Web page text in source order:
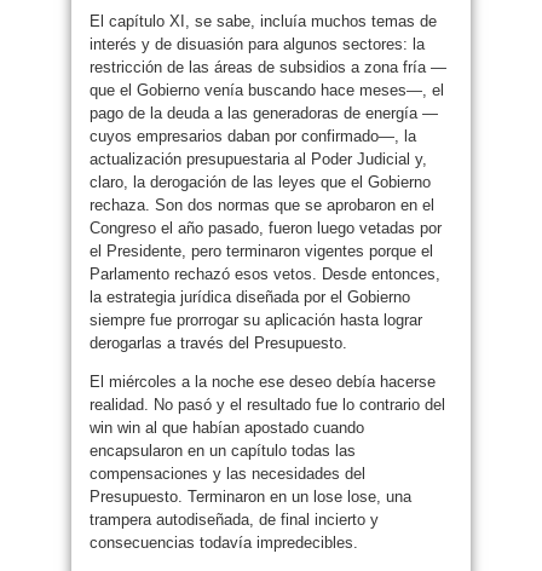
El capítulo XI, se sabe, incluía muchos temas de
interés y de disuasión para algunos sectores: la
restricción de las áreas de subsidios a zona fría —
que el Gobierno venía buscando hace meses—, el
pago de la deuda a las generadoras de energía —
cuyos empresarios daban por confirmado—, la
actualización presupuestaria al Poder Judicial y,
claro, la derogación de las leyes que el Gobierno
rechaza. Son dos normas que se aprobaron en el
Congreso el año pasado, fueron luego vetadas por
el Presidente, pero terminaron vigentes porque el
Parlamento rechazó esos vetos. Desde entonces,
la estrategia jurídica diseñada por el Gobierno
siempre fue prorrogar su aplicación hasta lograr
derogarlas a través del Presupuesto.
El miércoles a la noche ese deseo debía hacerse
realidad. No pasó y el resultado fue lo contrario del
win win al que habían apostado cuando
encapsularon en un capítulo todas las
compensaciones y las necesidades del
Presupuesto. Terminaron en un lose lose, una
trampera autodiseñada, de final incierto y
consecuencias todavía impredecibles.